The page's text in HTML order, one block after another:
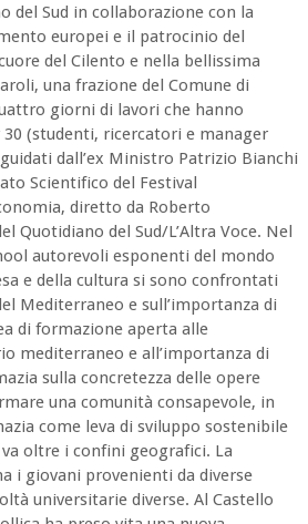
del Sud in collaborazione con la
europei e il patrocinio del
del Cilento e nella bellissima
una frazione del Comune di
giorni di lavori che hanno
(studenti, ricercatori e manager
dall’ex Ministro Patrizio Bianchi
Scientifico del Festival
diretto da Roberto
Quotidiano del Sud/L’Altra Voce. Nel
autorevoli esponenti del mondo
e della cultura si sono confrontati
Mediterraneo e sull’importanza di
di formazione aperta alle
mediterraneo e all’importanza di
sulla concretezza delle opere
una comunità consapevole, in
come leva di sviluppo sostenibile
oltre i confini geografici. La
i giovani provenienti da diverse
universitarie diverse. Al Castello